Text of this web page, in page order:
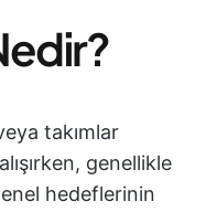
takımlar
genellikle
hedeflerinin